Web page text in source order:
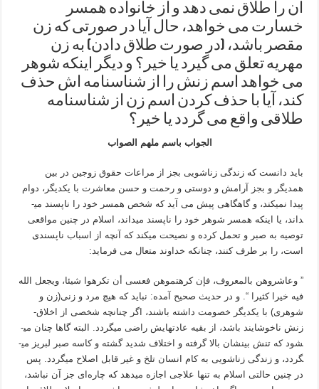
آن را طلاق نمی دهد و از خانواده همسر
خسارت می خواهد، حال آیا در صورتی که زن
مقصر باشد، (در صورت طلاق دادن) به زن
مهریه تعلق می گیرد یا خیر؟ و دیگر اینکه شوهر
می خواهد اسم زنش را از شناسنامه اش حذف
کند، آیا با حذف کردن اسم زن از شناسنامه
طلاقی واقع می گردد یا خیر؟
الجواب باسم ملهم الصواب
باید دانست که زندگی زناشویی بجز از مراعات حقوق زوجین در بین
همدیگر و بجز آرامش و دوستی و رحمت و حسن معاشرت با یکدیگر، دوام
پیدا نمی­کند، و گاهگاهی پیش می­ آید که شخص همسر خود را ناپسند می­
داند، یا اینکه همسر شوهر خود را ناپسند می­داند، اسلام در چنین مواقعی
توصیه به صبر و تحمل کرده و نصیحت می­کند که آنچه از اسباب ناپسندی
است، را بر طرف کنند، چنانکه خداوند متعال می­ فرماید:
” وعاشروهن بالمعروف، فإن كرهتموهن فعسى أن تكرهوا شيئا، ويجعل الله
فيه خيرا كثيرا “. و در حدیث صحیح آمده: نباید که هیچ مرد و زنی(زن و
شوهری) با یکدیگر خصومت داشته باشند، اگر چنانچه شخصی از اخلاق­
زنش ناخوشایند باشد، از بقیه عادت­هایش راضی می­گردد. البته گاها چنان می­
شود که تنش بین­شان بالا گرفته و اختلاف شدید گشته و کاسه صبر لبریز می­
گردد، و زندگی زناشویی به کام انسان تلخ و غیر قابل اصلاح می­گردد. پس
در چنین حالتی اسلام به تنها علاجی اجازه می­دهد که چاره‌ای جز آن نباشد،